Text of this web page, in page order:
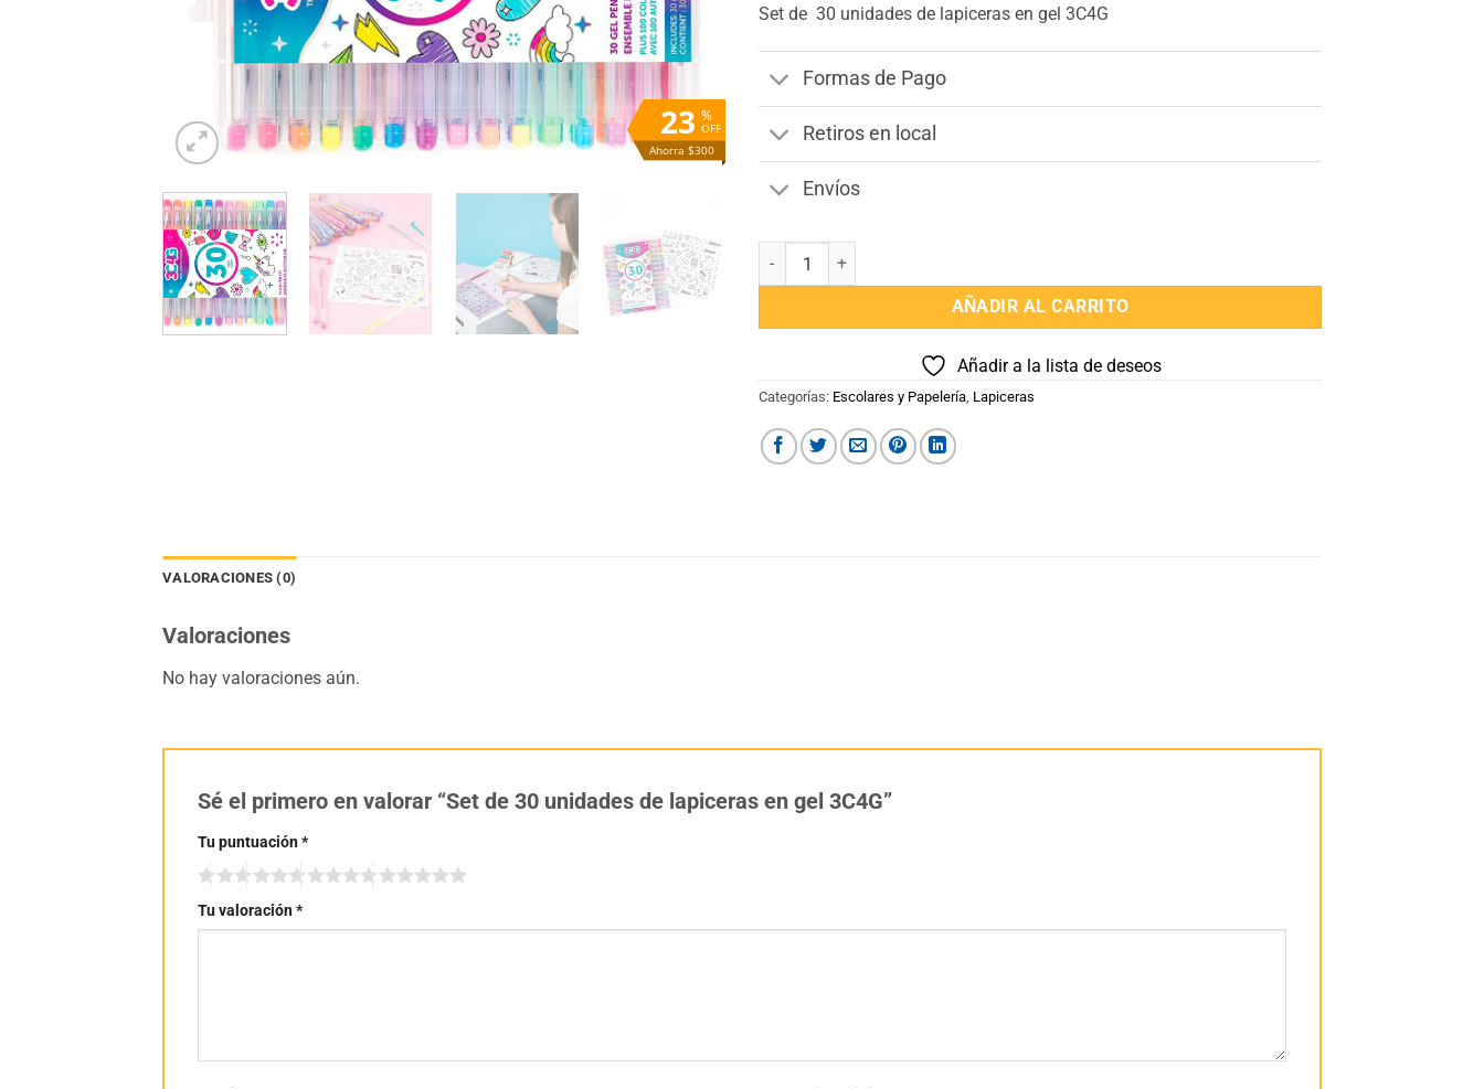
%
OFF
23
Ahorra $300
Set de 30 unidades de lapiceras en gel 3C4G
Formas de Pago
Retiros en local
Envíos
Set de 30 unidades de lapiceras en gel 3C4G cantidad
AÑADIR AL CARRITO
Añadir a la lista de deseos
Categorías: Escolares y Papelería, Lapiceras
VALORACIONES (0)
Valoraciones
No hay valoraciones aún.
Sé el primero en valorar “Set de 30 unidades de lapiceras en gel 3C4G”
Tu puntuación*
Tu valoración*